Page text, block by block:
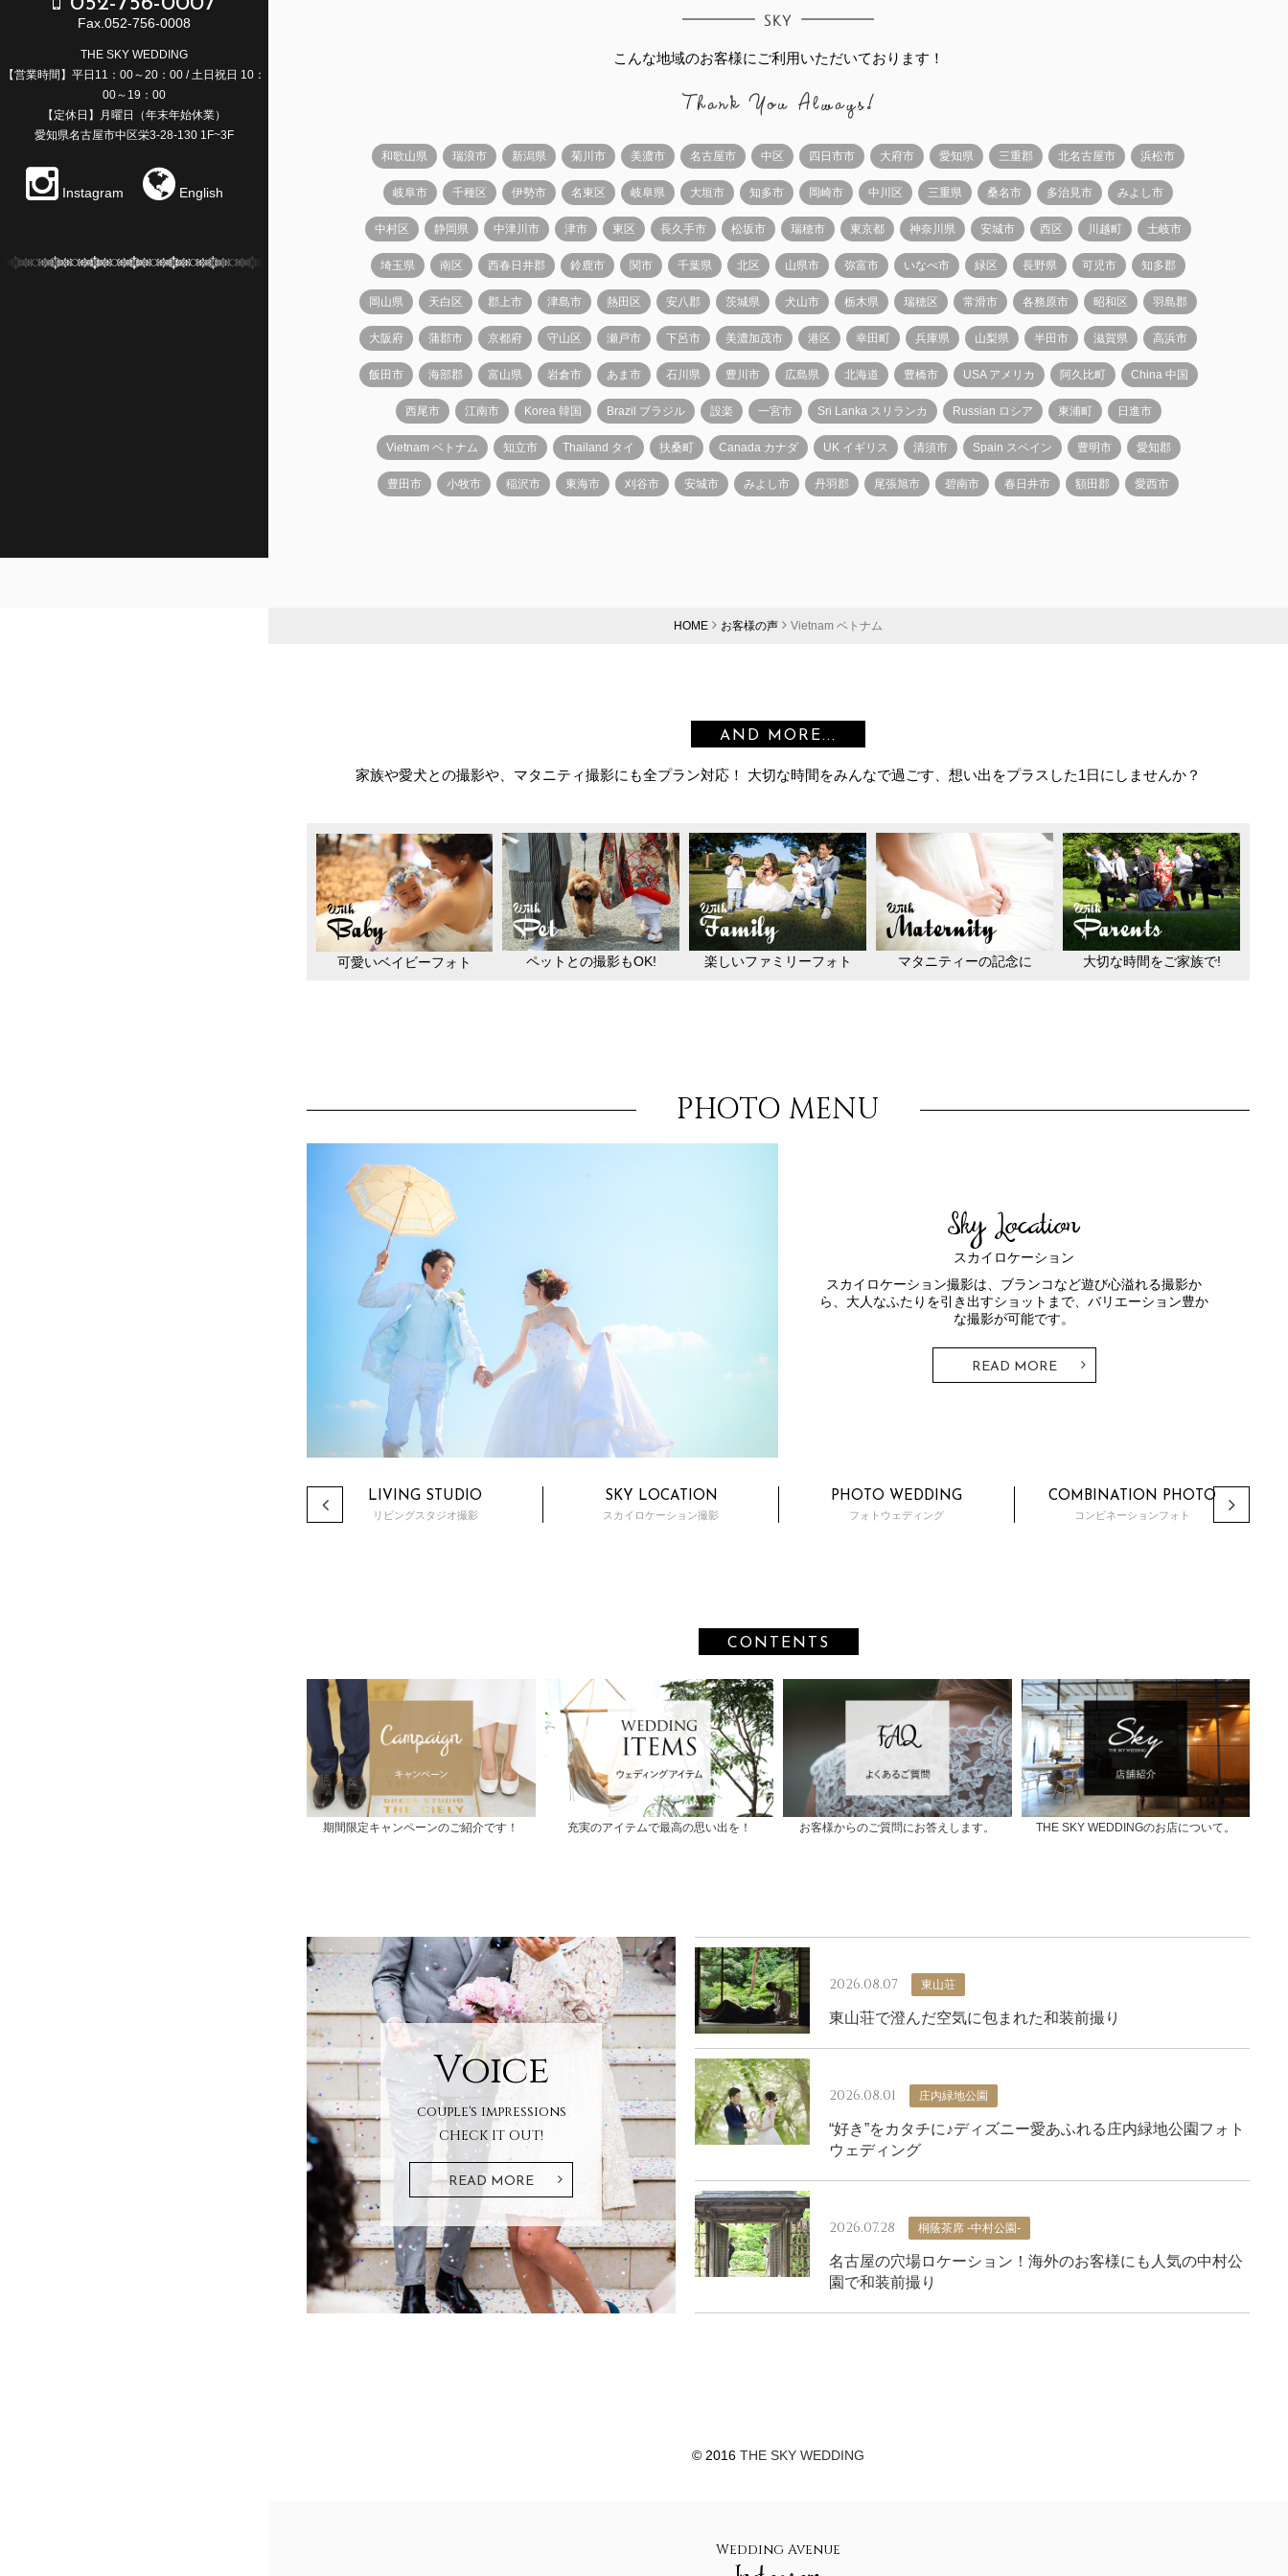
Fax.052-756-0008
THE SKY WEDDING
【営業時間】平日11：00～20：00 / 土日祝日 10：
00～19：00
【定休日】月曜日（年末年始休業）
愛知県名古屋市中区栄3-28-130 1F~3F
Instagram English
こんな地域のお客様にご利用いただいております！
和歌山県 瑞浪市 新潟県 菊川市 美濃市 名古屋市 中区 四日市市 大府市 愛知県 三重郡 北名古屋市 浜松市
岐阜市 千種区 伊勢市 名東区 岐阜県 大垣市 知多市 岡崎市 中川区 三重県 桑名市 多治見市 みよし市
中村区 静岡県 中津川市 津市 東区 長久手市 松坂市 瑞穂市 東京都 神奈川県 安城市 西区 川越町 土岐市
埼玉県 南区 西春日井郡 鈴鹿市 関市 千葉県 北区 山県市 弥富市 いなべ市 緑区 長野県 可児市 知多郡
岡山県 天白区 郡上市 津島市 熱田区 安八郡 茨城県 犬山市 栃木県 瑞穂区 常滑市 各務原市 昭和区 羽島郡
大阪府 蒲郡市 京都府 守山区 瀬戸市 下呂市 美濃加茂市 港区 幸田町 兵庫県 山梨県 半田市 滋賀県 高浜市
飯田市 海部郡 富山県 岩倉市 あま市 石川県 豊川市 広島県 北海道 豊橋市 USA アメリカ 阿久比町 China 中国
西尾市 江南市 Korea 韓国 Brazil ブラジル 設楽 一宮市 Sri Lanka スリランカ Russian ロシア 東浦町 日進市
Vietnam ベトナム 知立市 Thailand タイ 扶桑町 Canada カナダ UK イギリス 清須市 Spain スペイン 豊明市 愛知郡
豊田市 小牧市 稲沢市 東海市 刈谷市 安城市 みよし市 丹羽郡 尾張旭市 碧南市 春日井市 額田郡 愛西市
HOME お客様の声 Vietnam ベトナム
AND MORE...
家族や愛犬との撮影や、マタニティ撮影にも全プラン対応！ 大切な時間をみんなで過ごす、想い出をプラスした1日にしませんか？
可愛いベイビーフォト ペットとの撮影もOK! 楽しいファミリーフォト マタニティーの記念に 大切な時間をご家族で!
PHOTO MENU
Sky Location
スカイロケーション
スカイロケーション撮影は、ブランコなど遊び心溢れる撮影か
ら、大人なふたりを引き出すショットまで、バリエーション豊か
な撮影が可能です。
READ MORE
LIVING STUDIO
リビングスタジオ撮影
SKY LOCATION
スカイロケーション撮影
PHOTO WEDDING
フォトウェディング
COMBINATION PHOTO
コンビネーションフォト
CONTENTS
期間限定キャンペーンのご紹介です！ 充実のアイテムで最高の思い出を！ お客様からのご質問にお答えします。 THE SKY WEDDINGのお店について。
Voice
couple's impressions
CHECK IT OUT!
READ MORE
2026.08.07 東山荘
東山荘で澄んだ空気に包まれた和装前撮り
2026.08.01 庄内緑地公園
“好き”をカタチに♪ディズニー愛あふれる庄内緑地公園フォト
ウェディング
2026.07.28 桐蔭茶席 -中村公園-
名古屋の穴場ロケーション！海外のお客様にも人気の中村公
園で和装前撮り
© 2016 THE SKY WEDDING
Wedding Avenue